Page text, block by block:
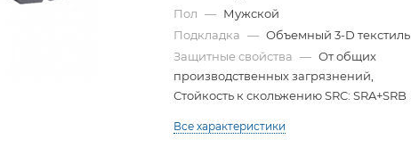
Пол — Мужской
Подкладка — Объемный 3-D текстиль
Защитные свойства — От общих
производственных загрязнений,
Стойкость к скольжению SRC: SRA+SRB
Все характеристики